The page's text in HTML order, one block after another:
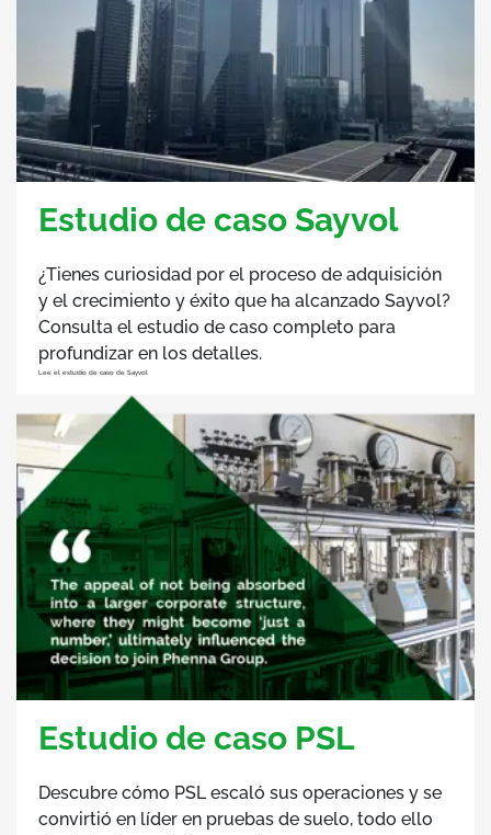
Estudio de caso Sayvol
¿Tienes curiosidad por el proceso de adquisición
y el crecimiento y éxito que ha alcanzado Sayvol?
Consulta el estudio de caso completo para
profundizar en los detalles.
Lee el estudio de caso de Sayvol
Estudio de caso PSL
Descubre cómo PSL escaló sus operaciones y se
convirtió en líder en pruebas de suelo, todo ello